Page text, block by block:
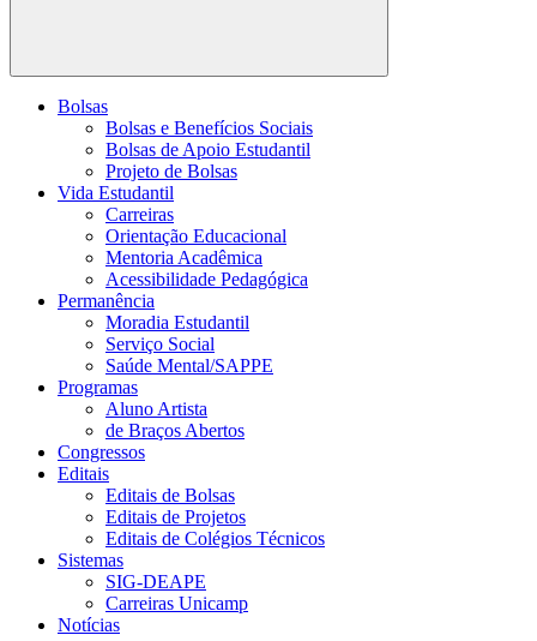
Buscar
Bolsas
Bolsas e Benefícios Sociais
Bolsas de Apoio Estudantil
Projeto de Bolsas
Vida Estudantil
Carreiras
Orientação Educacional
Mentoria Acadêmica
Acessibilidade Pedagógica
Permanência
Moradia Estudantil
Serviço Social
Saúde Mental/SAPPE
Programas
Aluno Artista
de Braços Abertos
Congressos
Editais
Editais de Bolsas
Editais de Projetos
Editais de Colégios Técnicos
Sistemas
SIG-DEAPE
Carreiras Unicamp
Notícias